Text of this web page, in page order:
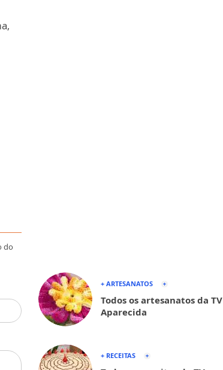
do
+ ARTESANATOS
Todos os artesanatos da TV
Aparecida
+ RECEITAS